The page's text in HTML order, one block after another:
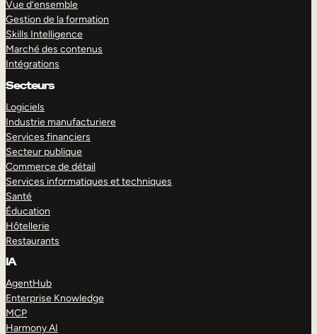
Vue d’ensemble
Gestion de la formation
Skills Intelligence
Marché des contenus
Intégrations
Secteurs
Logiciels
Industrie manufacturiere
Services financiers
Secteur publique
Commerce de détail
Services informatiques et techniques
Santé
Éducation
Hôtellerie
Restaurants
IA
AgentHub
Enterprise Knowledge
MCP
Harmony AI